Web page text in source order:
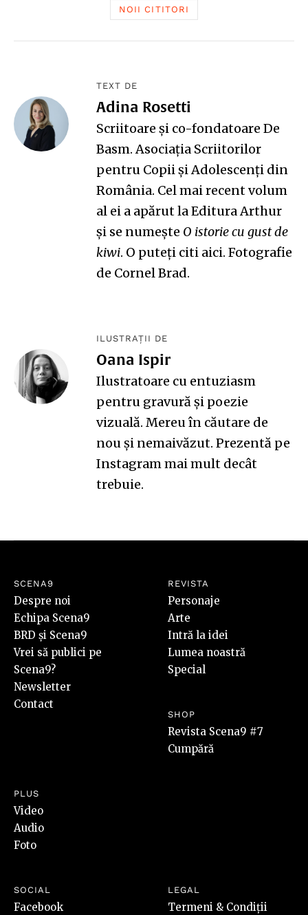
NOII CITITORI
TEXT DE
Adina Rosetti
Scriitoare și co-fondatoare De
Basm. Asociația Scriitorilor
pentru Copii și Adolescenți din
România. Cel mai recent volum
al ei a apărut la Editura Arthur
și se numește O istorie cu gust de
kiwi. O puteți citi aici. Fotografie
de Cornel Brad.
ILUSTRAȚII DE
Oana Ispir
Ilustratoare cu entuziasm
pentru gravură și poezie
vizuală. Mereu în căutare de
nou și nemaivăzut. Prezentă pe
Instagrammai mult decât
trebuie.
SCENA9
Despre noi
Echipa Scena9
BRD și Scena9
Vrei să publici pe
Scena9?
Newsletter
Contact
REVISTA
Personaje
Arte
Intră la idei
Lumea noastră
Special
SHOP
Revista Scena9 #7
Cumpără
PLUS
Video
Audio
Foto
SOCIAL
Facebook
LEGAL
Termeni & Condiții